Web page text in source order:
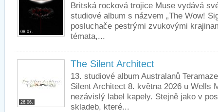
08.07.
Britská rocková trojice Muse vydává
studiové album s názvem „The Wow!
posluchače pestrými zvukovými
témata,...
26.06.
The Silent Architect
13. studiové album Australanů
Silent Architect 8. května 2026 u Wells
nezávislý label kapely. Stejně jako v
skladeb, které...